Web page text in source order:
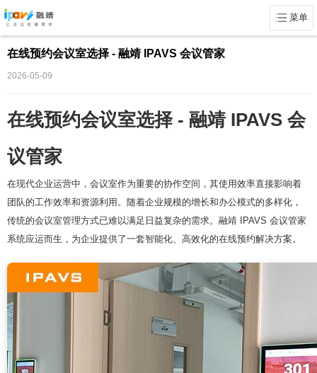
菜单
在线预约会议室选择 - 融靖 IPAVS 会议管家
2026-05-09
在线预约会议室选择 - 融靖 IPAVS 会
议管家
在现代企业运营中，会议室作为重要的协作空间，其使用效率直接影响着
团队的工作效率和资源利用。随着企业规模的增长和办公模式的多样化，
传统的会议室管理方式已难以满足日益复杂的需求。融靖 IPAVS 会议管家
系统应运而生，为企业提供了一套智能化、高效化的在线预约解决方案。